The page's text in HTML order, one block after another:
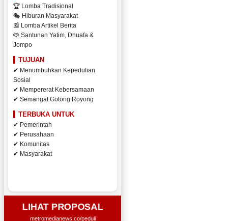
🏆 Lomba Tradisional
🎭 Hiburan Masyarakat
📰 Lomba Artikel Berita
🤲 Santunan Yatim, Dhuafa &
Jompo
TUJUAN
✔ Menumbuhkan Kepedulian
Sosial
✔ Mempererat Kebersamaan
✔ Semangat Gotong Royong
TERBUKA UNTUK
✔ Pemerintah
✔ Perusahaan
✔ Komunitas
✔ Masyarakat
LIHAT PROPOSAL
metromedianews.co/peduli